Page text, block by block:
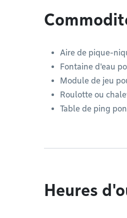
Aire de pique-
Fontaine d'eau
Module de jeu
Roulotte ou
Table de ping
Heures